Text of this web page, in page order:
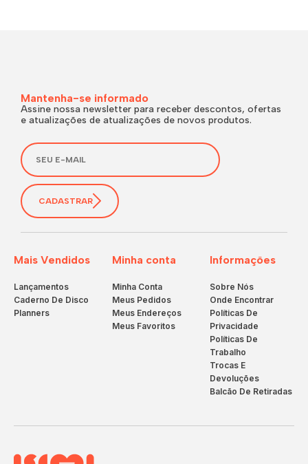
Mais Vendidos
Lançamentos
Caderno De Disco
Planners
Minha conta
Minha Conta
Meus Pedidos
Meus Endereços
Meus Favoritos
Informações
Sobre Nós
Onde Encontrar
Políticas De
Privacidade
Políticas De
Trabalho
Trocas E
Devoluções
Balcão De Retiradas
Mantenha-se informado
Assine nossa newsletter para receber descontos, ofertas
e atualizações de atualizações de novos produtos.
CADASTRAR